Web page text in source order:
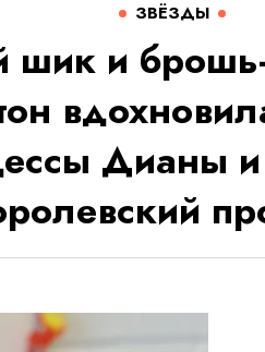
ЗВЁЗДЫ
шик и
Дианы